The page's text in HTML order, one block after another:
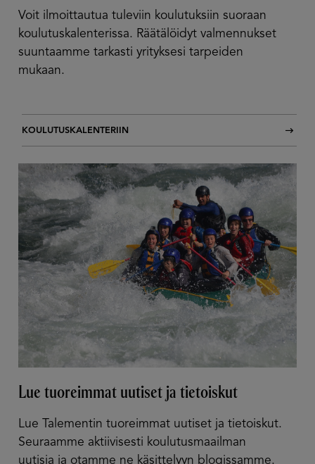
Voit ilmoittautua tuleviin koulutuksiin suoraan
koulutuskalenterissa. Räätälöidyt valmennukset
suuntaamme tarkasti yrityksesi tarpeiden
mukaan.
KOULUTUSKALENTERIIN
Lue tuoreimmat uutiset ja tietoiskut
Lue Talementin tuoreimmat uutiset ja tietoiskut.
Seuraamme aktiivisesti koulutusmaailman
uutisia ja otamme ne käsittelyyn blogissamme.